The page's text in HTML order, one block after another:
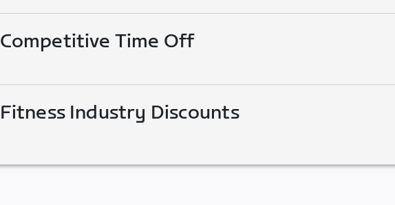
Competitive Time Off
Fitness Industry Discounts